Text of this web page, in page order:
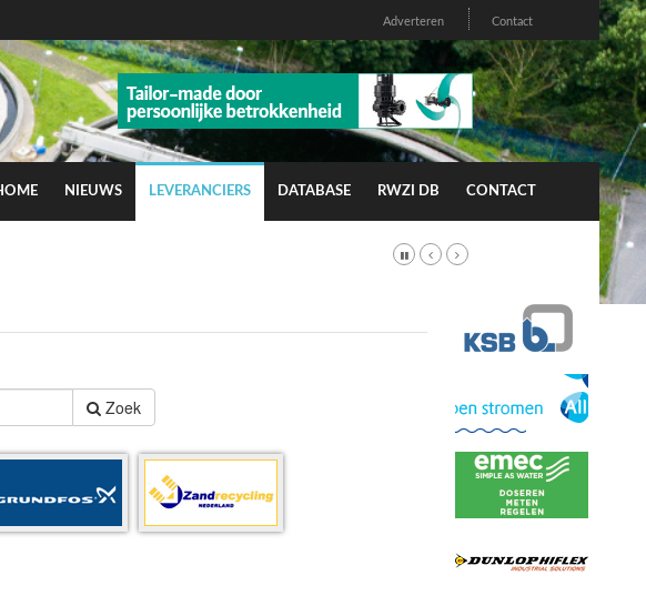
Adverteren Contact
NIEUWS LEVERANCIERS DATABASE RWZI DB CONTACT
Zoek